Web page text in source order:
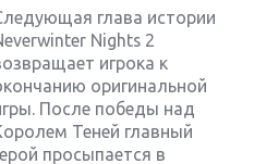
глава истории
Nights 2
игрока к
оригинальной
После победы над
Теней главный
просыпается в